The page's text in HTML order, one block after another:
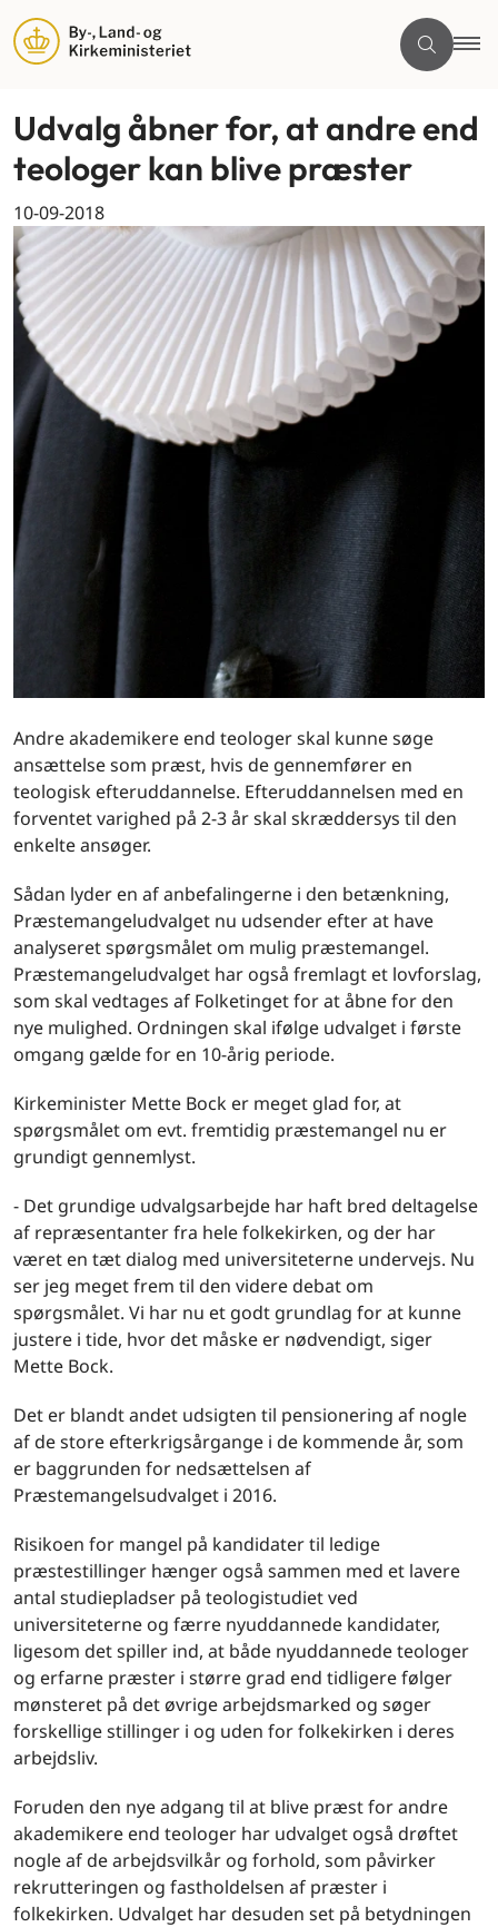
Udvalg åbner for, at andre end
teologer kan blive præster
10-09-2018
Andre akademikere end teologer skal kunne søge
ansættelse som præst, hvis de gennemfører en
teologisk efteruddannelse. Efteruddannelsen med en
forventet varighed på 2-3 år skal skræddersys til den
enkelte ansøger.
Sådan lyder en af anbefalingerne i den betænkning,
Præstemangeludvalget nu udsender efter at have
analyseret spørgsmålet om mulig præstemangel.
Præstemangeludvalget har også fremlagt et lovforslag,
som skal vedtages af Folketinget for at åbne for den
nye mulighed. Ordningen skal ifølge udvalget i første
omgang gælde for en 10-årig periode.
Kirkeminister Mette Bock er meget glad for, at
spørgsmålet om evt. fremtidig præstemangel nu er
grundigt gennemlyst.
- Det grundige udvalgsarbejde har haft bred deltagelse
af repræsentanter fra hele folkekirken, og der har
været en tæt dialog med universiteterne undervejs. Nu
ser jeg meget frem til den videre debat om
spørgsmålet. Vi har nu et godt grundlag for at kunne
justere i tide, hvor det måske er nødvendigt, siger
Mette Bock.
Det er blandt andet udsigten til pensionering af nogle
af de store efterkrigsårgange i de kommende år, som
er baggrunden for nedsættelsen af
Præstemangelsudvalget i 2016.
Risikoen for mangel på kandidater til ledige
præstestillinger hænger også sammen med et lavere
antal studiepladser på teologistudiet ved
universiteterne og færre nyuddannede kandidater,
ligesom det spiller ind, at både nyuddannede teologer
og erfarne præster i større grad end tidligere følger
mønsteret på det øvrige arbejdsmarked og søger
forskellige stillinger i og uden for folkekirken i deres
arbejdsliv.
Foruden den nye adgang til at blive præst for andre
akademikere end teologer har udvalget også drøftet
nogle af de arbejdsvilkår og forhold, som påvirker
rekrutteringen og fastholdelsen af præster i
folkekirken. Udvalget har desuden set på betydningen